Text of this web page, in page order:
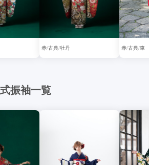
赤 古典 牡丹 赤 古典 車
振袖一覧